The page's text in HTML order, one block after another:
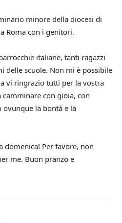
minore della diocesi di
Roma con i genitori.
italiane, tanti ragazzi
delle scuole. Non mi è possibile
vi ringrazio tutti per la vostra
con gioia, con
la bontà e la
domenica! Per favore, non
me. Buon pranzo e